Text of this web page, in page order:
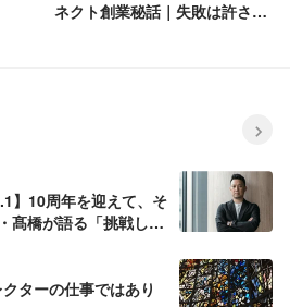
ネクト創業秘話｜失敗は許され
】10周年を迎えて、そ
髙橋が語る「挑戦し続
ターの仕事ではあり